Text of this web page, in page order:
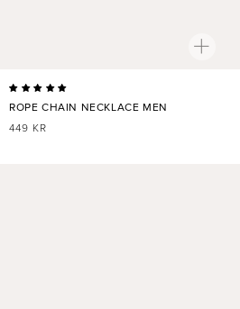
ROPE CHAIN NECKLACE MEN
NORMALER
449 KR